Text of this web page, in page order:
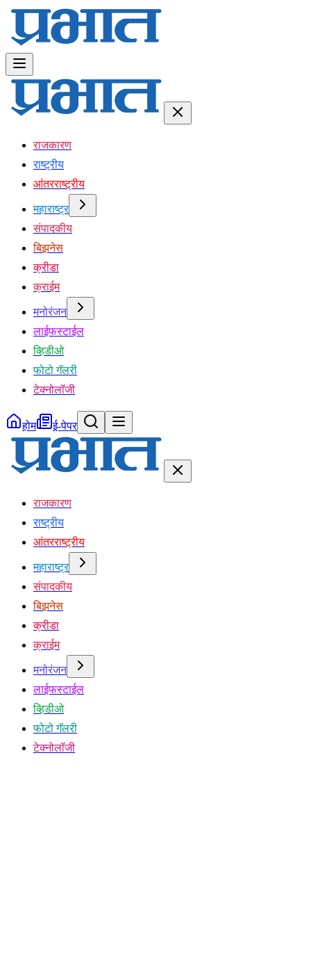
राजकारण
राष्ट्रीय
आंतरराष्ट्रीय
महाराष्ट्र
संपादकीय
बिझनेस
क्रीडा
क्राईम
मनोरंजन
लाईफस्टाईल
व्हिडीओ
फोटो गॅलरी
टेक्नोलॉजी
होम ई-पेपर
राजकारण
राष्ट्रीय
आंतरराष्ट्रीय
महाराष्ट्र
संपादकीय
बिझनेस
क्रीडा
क्राईम
मनोरंजन
लाईफस्टाईल
व्हिडीओ
फोटो गॅलरी
टेक्नोलॉजी